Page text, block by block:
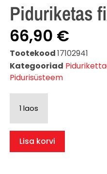
Piduriketas
66,90 €
Tootekood17102941
Kategooriad
Pidurisüsteem
1 laos
Lisa korvi